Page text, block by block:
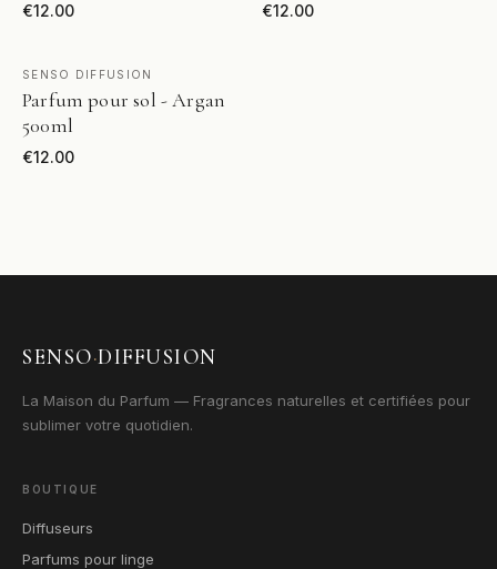
€12.00 €12.00
VOIR LE PRODUIT
SENSO DIFFUSION
Parfum pour sol - Argan
500ml
€12.00
SENSO·DIFFUSION
La Maison du Parfum — Fragrances naturelles et certifiées pour
sublimer votre quotidien.
BOUTIQUE
Diffuseurs
Parfums pour linge